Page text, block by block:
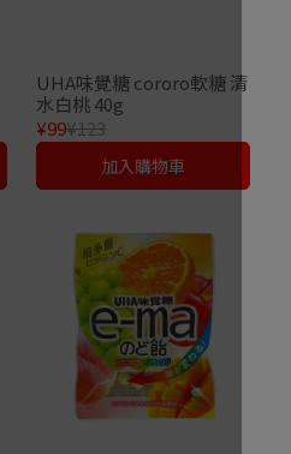
UHA味覺糖 cororo軟糖 清
水白桃 40g
¥99¥123
加入購物車